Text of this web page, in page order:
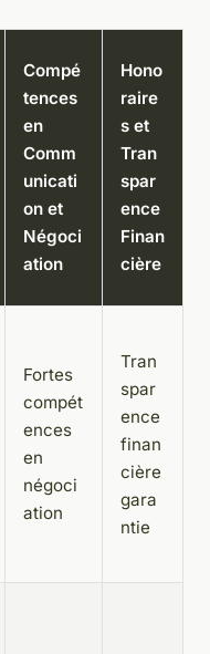
Compé
tences
en
Comm
unicati
on et
Négoci
ation
Hono
raire
s et
Tran
spar
ence
Finan
cière
Fortes
compét
ences
en
négoci
ation
Tran
spar
ence
finan
cière
gara
ntie